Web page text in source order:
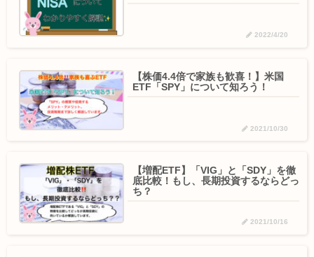
2022/4/20
【株価4.4倍で家族も歓喜！】米国
ETF「SPY」について知ろう！
2021/10/30
【増配ETF】「VIG」と「SDY」を徹
底比較！もし、長期投資するならどっ
ち？
2021/10/16